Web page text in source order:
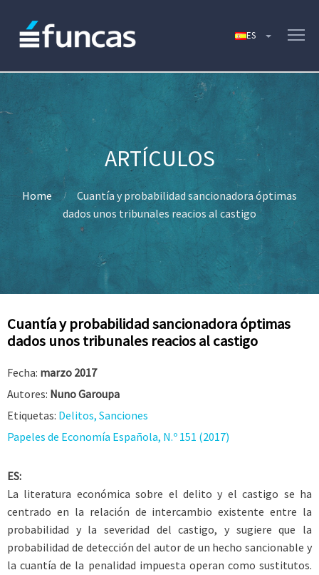
Home
Cuantía y probabilidad sancionadora óptimas
dados unos tribunales reacios al castigo
Cuantía y probabilidad sancionadora óptimas
dados unos tribunales reacios al castigo
Fecha: marzo 2017
Autores: Nuno Garoupa
Etiquetas: Delitos, Sanciones
Papeles de Economía Española, N.º 151 (2017)
ES:
La literatura económica sobre el delito y el castigo se ha
centrado en la relación de intercambio existente entre la
probabilidad y la severidad del castigo, y sugiere que la
probabilidad de detección del autor de un hecho sancionable y
la cuantía de la penalidad impuesta operan como sustitutos.